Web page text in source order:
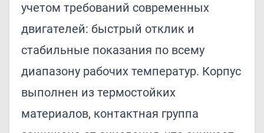
учетом требований современных
двигателей: быстрый отклик и
стабильные показания по всему
диапазону рабочих температур. Корпус
выполнен из термостойких
материалов, контактная группа